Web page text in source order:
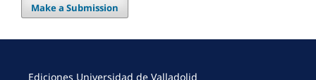
Make a Submission
Ediciones Universidad de Valladolid